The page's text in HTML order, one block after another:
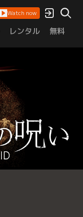
Watch now
レンタル 無料